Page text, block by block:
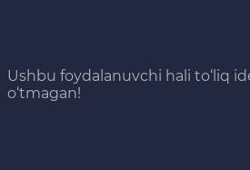
Ushbu foydalanuvchi hali to‘liq
o‘tmagan!